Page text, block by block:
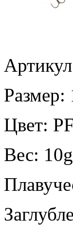
Размер:
Цвет:
Вес: 10g